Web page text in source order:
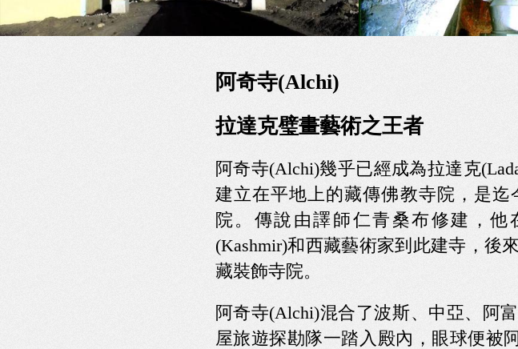
阿奇寺(Alchi)
拉達克璧畫藝術之王者
阿奇寺(Alchi)幾乎已經成為拉達克
建立在平地上的藏傳佛教寺院，是
院。傳說由譯師仁青桑布修建，他
(Kashmir)和西藏藝術家到此建寺，後
藏裝飾寺院。
阿奇寺(Alchi)混合了波斯、中亞、阿
屋旅遊探勘隊一踏入殿內，眼球便被